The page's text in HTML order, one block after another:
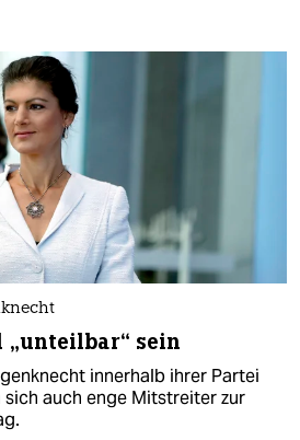
„unteilbar“ sein
innerhalb ihrer Partei
sich auch enge Mitstreiter zur